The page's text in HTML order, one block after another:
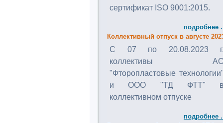
сертификат ISO 9001:2015.
подробнее
Коллективный отпуск в августе
C 07 по 20.08.2023 г.
коллективы
"Фторопластовые технологии"
и ООО "ТД ФТТ" в
коллективном отпуске
подробнее